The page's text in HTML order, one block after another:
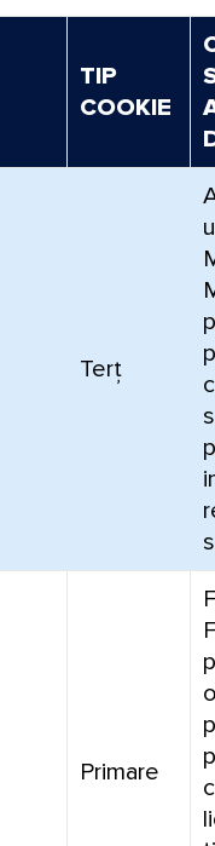
TIP
COOKIE
Terț
Primare